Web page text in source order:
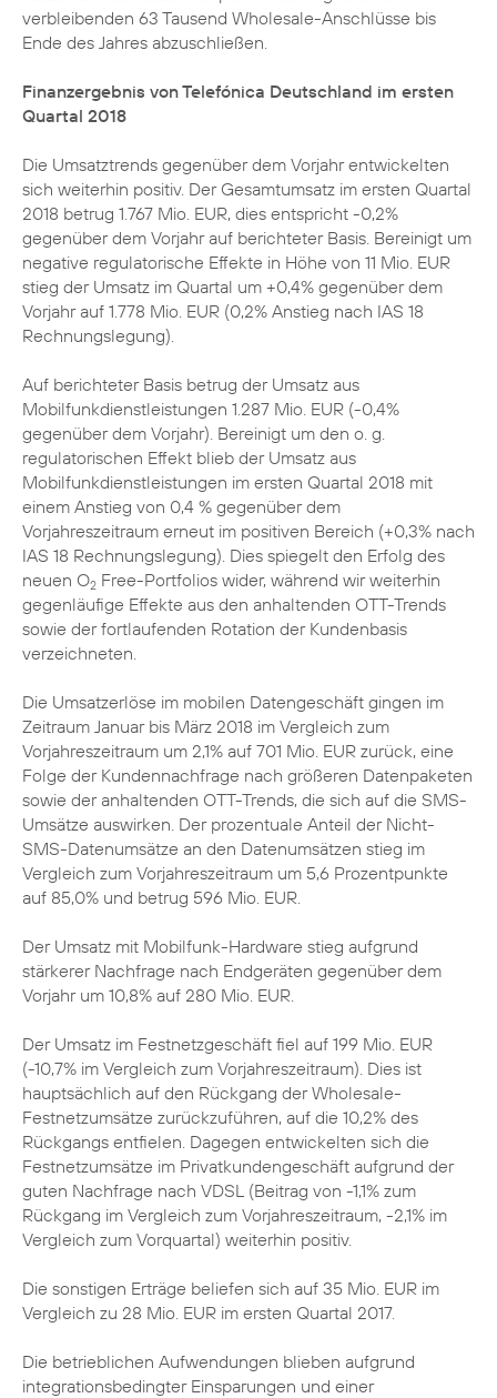
verbleibenden 63 Tausend Wholesale-Anschlüsse bis
Ende des Jahres abzuschließen.
Finanzergebnis von Telefónica Deutschland im ersten
Quartal 2018
Die Umsatztrends gegenüber dem Vorjahr entwickelten
sich weiterhin positiv. Der Gesamtumsatz im ersten Quartal
2018 betrug 1.767 Mio. EUR, dies entspricht -0,2%
gegenüber dem Vorjahr auf berichteter Basis. Bereinigt um
negative regulatorische Effekte in Höhe von 11 Mio. EUR
stieg der Umsatz im Quartal um +0,4% gegenüber dem
Vorjahr auf 1.778 Mio. EUR (0,2% Anstieg nach IAS 18
Rechnungslegung).
Auf berichteter Basis betrug der Umsatz aus
Mobilfunkdienstleistungen 1.287 Mio. EUR (-0,4%
gegenüber dem Vorjahr). Bereinigt um den o. g.
regulatorischen Effekt blieb der Umsatz aus
Mobilfunkdienstleistungen im ersten Quartal 2018 mit
einem Anstieg von 0,4 % gegenüber dem
Vorjahreszeitraum erneut im positiven Bereich (+0,3% nach
IAS 18 Rechnungslegung). Dies spiegelt den Erfolg des
neuen O2 Free-Portfolios wider, während wir weiterhin
gegenläufige Effekte aus den anhaltenden OTT-Trends
sowie der fortlaufenden Rotation der Kundenbasis
verzeichneten.
Die Umsatzerlöse im mobilen Datengeschäft gingen im
Zeitraum Januar bis März 2018 im Vergleich zum
Vorjahreszeitraum um 2,1% auf 701 Mio. EUR zurück, eine
Folge der Kundennachfrage nach größeren Datenpaketen
sowie der anhaltenden OTT-Trends, die sich auf die SMS-
Umsätze auswirken. Der prozentuale Anteil der Nicht-
SMS-Datenumsätze an den Datenumsätzen stieg im
Vergleich zum Vorjahreszeitraum um 5,6 Prozentpunkte
auf 85,0% und betrug 596 Mio. EUR.
Der Umsatz mit Mobilfunk-Hardware stieg aufgrund
stärkerer Nachfrage nach Endgeräten gegenüber dem
Vorjahr um 10,8% auf 280 Mio. EUR.
Der Umsatz im Festnetzgeschäft fiel auf 199 Mio. EUR
(-10,7% im Vergleich zum Vorjahreszeitraum). Dies ist
hauptsächlich auf den Rückgang der Wholesale-
Festnetzumsätze zurückzuführen, auf die 10,2% des
Rückgangs entfielen. Dagegen entwickelten sich die
Festnetzumsätze im Privatkundengeschäft aufgrund der
guten Nachfrage nach VDSL (Beitrag von -1,1% zum
Rückgang im Vergleich zum Vorjahreszeitraum, -2,1% im
Vergleich zum Vorquartal) weiterhin positiv.
Die sonstigen Erträge beliefen sich auf 35 Mio. EUR im
Vergleich zu 28 Mio. EUR im ersten Quartal 2017.
Die betrieblichen Aufwendungen blieben aufgrund
integrationsbedingter Einsparungen und einer